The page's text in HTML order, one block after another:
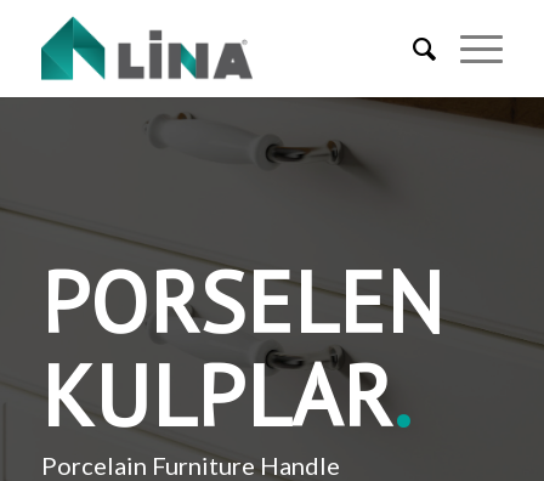
PORSELEN
KULPLAR.
Porcelain Furniture Handle